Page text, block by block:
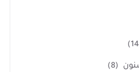
(8)